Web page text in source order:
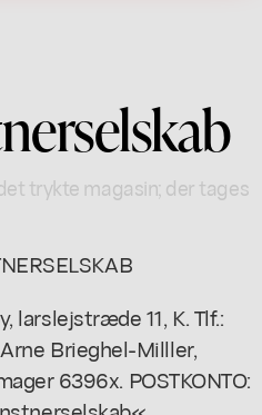
trykte magasin; der tages
larslejstræde 11, K. Tlf.:
Brieghel-Milller,
6396x. POSTKONTO: